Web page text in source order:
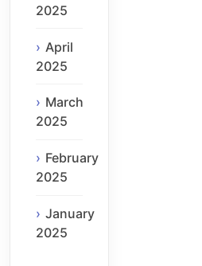
2025
April
2025
March
2025
February
2025
January
2025